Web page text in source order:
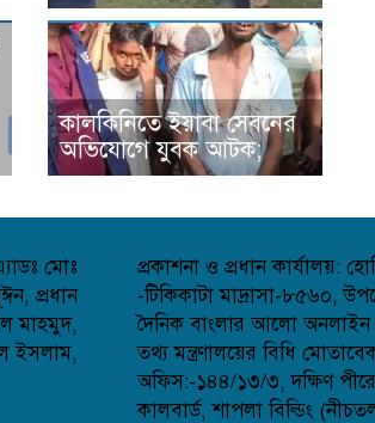
কালকিনিতে ইয়াবা সেবনের
অভিযোগে যুবক আটক;
মোঃ
প্রধান
মাহমুদ,
ইসলাম,
প্রকাশনা ও প্রধান কার্যালয়:
-টিকিকাটা মাদ্রাসা-৮৫৬০,
দৈনিক বাংলার আলো অনলাইন
তথ্য মন্ত্রণালয়ের বিধি
অফিস:-১৪৪/১৩/৩, দক্ষিণ
কালবার্ড, শাপলা বিল্ডিং